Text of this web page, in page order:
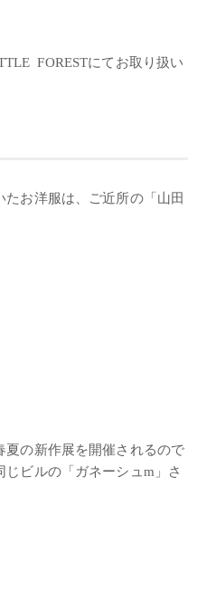
FORESTにてお取り扱い
お洋服は、ご近所の「山田
夏の新作展を開催されるので
ビルの「ガネーシュm」さ